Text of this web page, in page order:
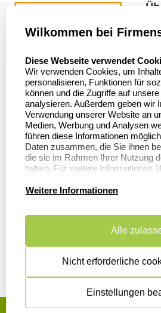
Asterlager Straße 97
47228 Duisburg
Deutschland
Informationen
Dateivorgaben
FAQ
Datenschutzerklärung
Widerrufsrecht
Wilkommen bei
Diese Webseite verwendet
Wir verwenden Cookies, um
personalisieren, Funktionen für
können und die Zugriffe auf
analysieren. Außerdem geben wir
Verwendung unserer Website an
Medien, Werbung und Analysen
führen diese Informationen
Daten zusammen, die Sie ihnen
die sie im Rahmen Ihrer Nutzung
haben. Für weitere Informationen
Datenschutzerklärung.
Weitere Informationen
Alle
Nicht erforderliche
Einstellungen